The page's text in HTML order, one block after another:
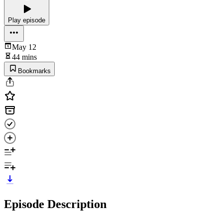
Play episode
May 12
44 mins
Bookmarks
Episode Description